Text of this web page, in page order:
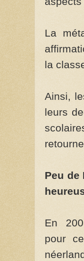
La
la
Ainsi,
leurs
Peu
En
pour